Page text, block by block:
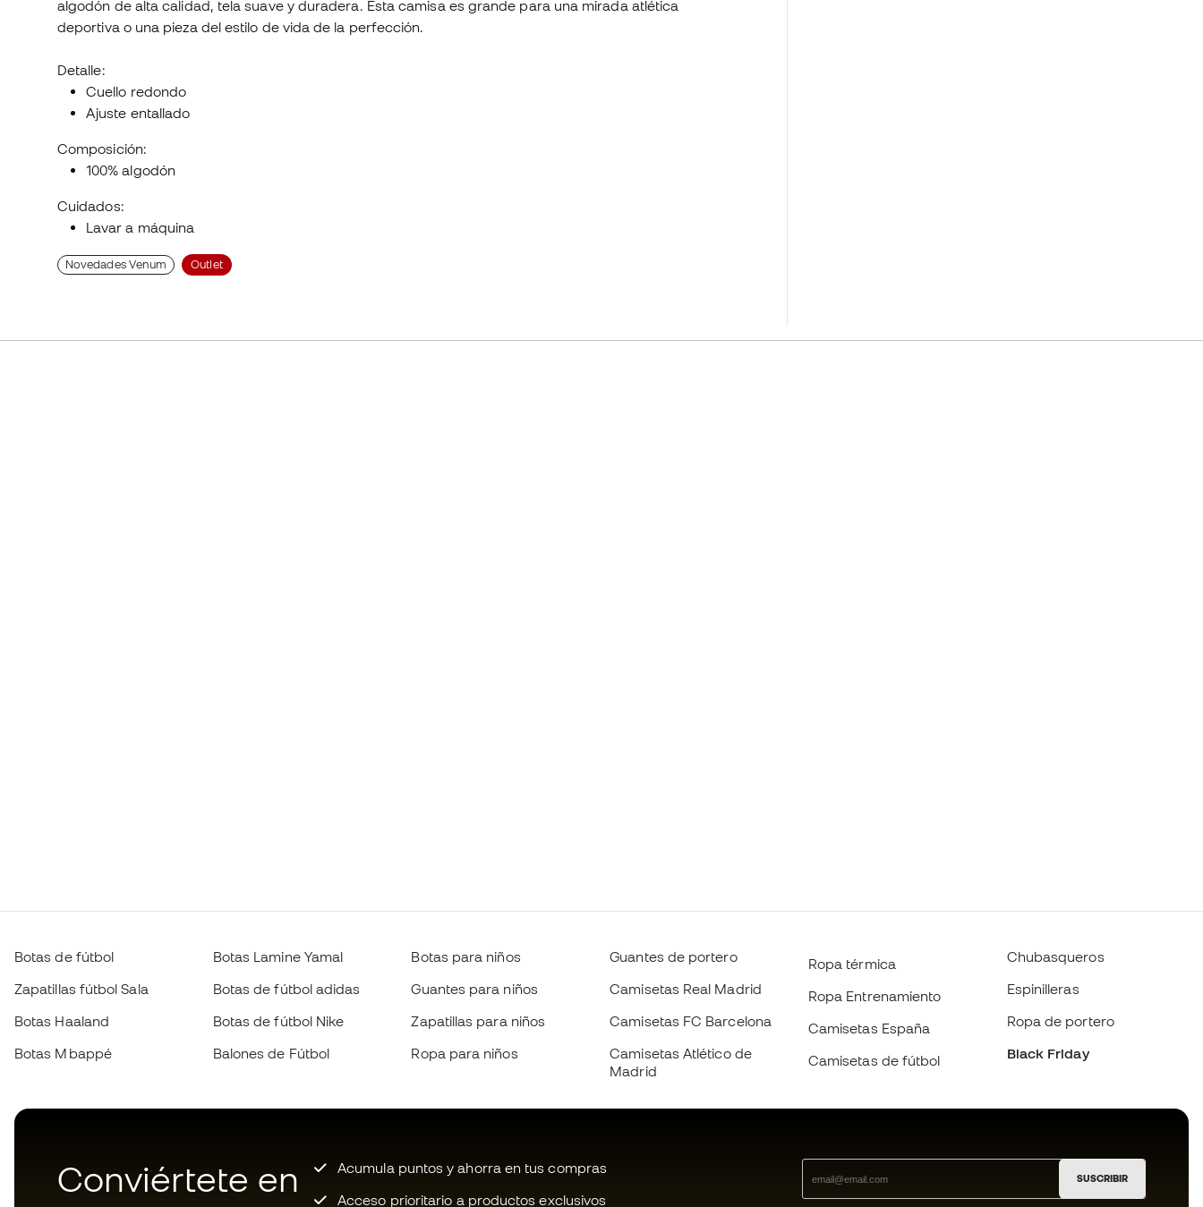
algodón de alta calidad, tela suave y duradera. Esta camisa es grande para una mirada atlética
deportiva o una pieza del estilo de vida de la perfección.
Detalle:
Cuello redondo
Ajuste entallado
Composición:
100% algodón
Cuidados:
Lavar a máquina
Novedades Venum Outlet
Botas de fútbol
Zapatillas fútbol Sala
Botas Haaland
Botas Mbappé
Botas Lamine Yamal
Botas de fútbol adidas
Botas de fútbol Nike
Balones de Fútbol
Botas para niños
Guantes para niños
Zapatillas para niños
Ropa para niños
Guantes de portero
Camisetas Real Madrid
Camisetas FC Barcelona
Camisetas Atlético de
Madrid
Ropa térmica
Ropa Entrenamiento
Camisetas España
Camisetas de fútbol
Chubasqueros
Espinilleras
Ropa de portero
Black Friday
Conviértete en
Acumula puntos y ahorra en tus compras
Acceso prioritario a productos exclusivos
SUSCRIBIR